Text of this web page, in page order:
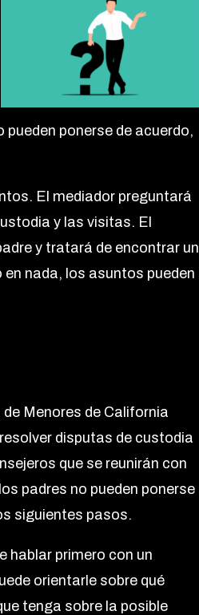
ponerse de acuerdo,
El mediador preguntará
y las visitas. El
y tratará de encontrar un
nada, los asuntos pueden
Menores de California
disputas de custodia
que se reunirán con
padres no pueden ponerse
siguientes pasos.
hablar primero con un
orientarle sobre qué
tenga sobre la posible